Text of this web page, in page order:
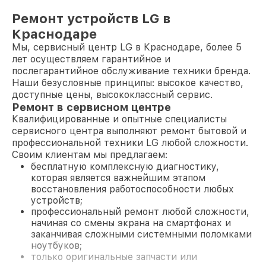
Ремонт устройств LG в
Краснодаре
Мы, сервисный центр LG в Краснодаре, более 5
лет осуществляем гарантийное и
послегарантийное обслуживание техники бренда.
Наши безусловные принципы: высокое качество,
доступные цены, высококлассный сервис.
Ремонт в сервисном центре
Квалифицированные и опытные специалисты
сервисного центра выполняют ремонт бытовой и
профессиональной техники LG любой сложности.
Своим клиентам мы предлагаем:
бесплатную комплексную диагностику,
которая является важнейшим этапом
восстановления работоспособности любых
устройств;
профессиональный ремонт любой сложности,
начиная со смены экрана на смартфонах и
заканчивая сложными системными поломками
ноутбуков;
только оригинальные запчасти или